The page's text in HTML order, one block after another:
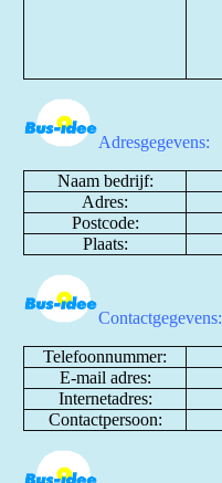
Adresgegevens:
Naam bedrijf:
Adres:
Postcode:
Plaats:
Contactgegevens:
Telefoonnummer:
E-mail adres:
Internetadres:
Contactpersoon: